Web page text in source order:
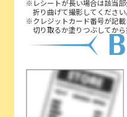
※レシートが長い場合は該当部
折り曲げて撮影してください
※クレジットカード番号が記載
切り取るか塗りつぶしてから